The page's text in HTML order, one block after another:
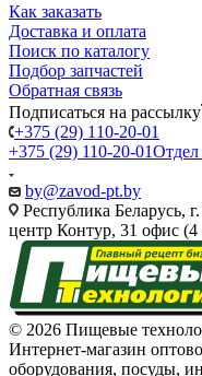
Как заказать
Доставка и оплата
Поиск по каталогу
Подбор запчастей
Обратная связь
Подписаться на рассылку
+375 (29) 110-20-01
+375 (29) 110-20-01
by@zavod-pt.by
Республика Беларусь,
центр Контур, 31 офис (4
© 2026 Пищевые
Интернет-магазин
оборудования, посуды,